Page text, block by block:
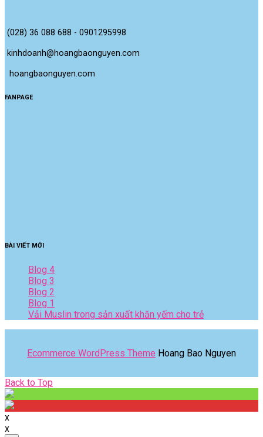
(028) 36 088 688 - 0901295998
kinhdoanh@hoangbaonguyen.com
hoangbaonguyen.com
FANPAGE
BÀI VIẾT MỚI
Blog 4
Blog 3
Blog 2
Blog 1
Vải Muslin trong sản xuất khăn yếm cho trẻ
Ecommerce WordPress Theme Hoang Bao Nguyen
Back to Top
x
x